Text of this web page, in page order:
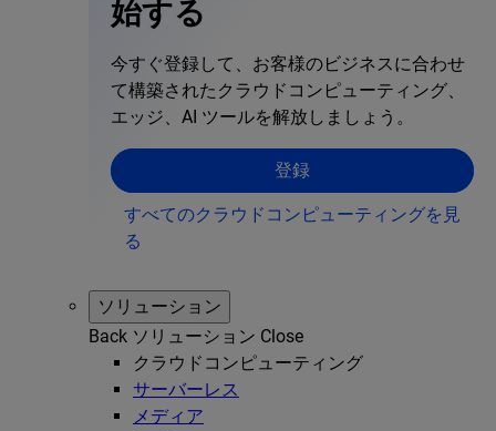
始する
今すぐ登録して、お客様のビジネスに合わせ
て構築されたクラウドコンピューティング、
エッジ、AI ツールを解放しましょう。
登録
すべてのクラウドコンピューティングを見
る
ソリューション
Back ソリューション Close
クラウドコンピューティング
サーバーレス
メディア